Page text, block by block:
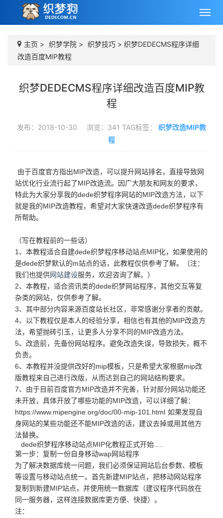
主页 > 织梦学院 > 织梦技巧 > 织梦DEDECMS程序详细
改造百度MIP教程
织梦DEDECMS程序详细改造百度MIP教
程
发布：2018-10-30 浏览： 341 TAG标签： 织梦改造MIP教
程
由于百度官方指出MIP改造，可以提升网站排名，直接导致网
站优化行业流行起了MIP改造流。因广大朋友和网友的要求，
特此为大家分享我的dede织梦程序网站的MIP改造方法，以下
就是我的MIP改造教程，希望对大家快速改造dede织梦程序有
所帮助。
（写在教程前的一些话）
1、本教程适合自建dede织梦程序移动站点MIP化，如果使用的
是dede织梦默认的m站点的话，此教程仅供参考了解。（注：
我们也提供网站建设服务，欢迎咨询了解。）
2、本教程，适合资讯类的dede织梦网站程序，其他交互等复
杂类的网站，仅供参考了解。
3、其中部分内容来源百度站长社区，非常感谢分享者的贡献。
4、以下教程仅是本人的经验分享，相信也有其他的MIP改造方
法，希望抛砖引玉，让更多人分享不同的MIP改造方法。
5、改造前，先备份网站程序。避免改造失误，导致损失，概不
负责。
6、本教程并没提供改好的mip模板，只是希望大家根据mip改
版教程来自己进行改版，从而达到自己的网站结构要求。
7、由于目前百度官方MIP改造并不完善，针对部分网站功能还
未开放，具体开放了哪些功能的MIP改造，可以详细了解：
https://www.mipengine.org/doc/00-mip-101.html 如果发现自
身网站的某些功能还不能MIP改造的话，建议去掉或用其他方
法替换。
dede织梦程序移动站点MIP化教程正式开始.....
第一步：复制一份自身移动wap网站程序
为了解决数据库统一问题，我们必须保证网站后台参数、模板
等设置与移动站点统一。首先新建MIP站点，把移动网站程序
复制到新建MIP站点，并使用统一数据库（建议程序代码放在
同一服务器，这样连接数据库更方便、快捷）。
注：